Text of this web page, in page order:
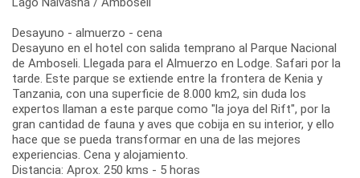
Desayuno - almuerzo - cena
Desayuno en el hotel con salida temprano al Parque Nacional
de Amboseli. Llegada para el Almuerzo en Lodge. Safari por la
tarde. Este parque se extiende entre la frontera de Kenia y
Tanzania, con una superficie de 8.000 km2, sin duda los
expertos llaman a este parque como "la joya del Rift", por la
gran cantidad de fauna y aves que cobija en su interior, y ello
hace que se pueda transformar en una de las mejores
experiencias. Cena y alojamiento.
Distancia: Aprox. 250 kms - 5 horas